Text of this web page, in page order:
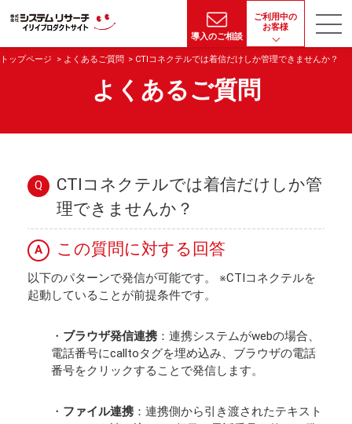
導入のご相談
ご利用中の
お客様
トップページ よくあるご質問 CTIコネクテルでは着信だけしか管理できませんか？
よくあるご質問
Q
CTIコネクテルでは着信だけしか管
理できませんか？
A この質問に対する回答
以下のパターンで発信が可能です。 ※CTIコネクテルを
起動していることが前提条件です。
・ ブラウザ発信連携 ：連携システムがwebの場合、
電話番号にcalltoタグを埋め込み、ブラウザの電話
番号をクリックすることで発信します。
・ ファイル連携 ：連携側から引き渡されたテキスト